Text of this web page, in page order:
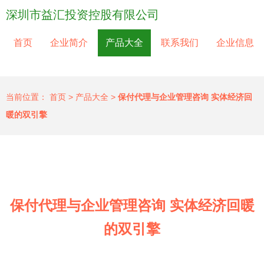
深圳市益汇投资控股有限公司
首页 企业简介 产品大全 联系我们 企业信息
当前位置： 首页 > 产品大全 > 保付代理与企业管理咨询 实体经济回
暖的双引擎
保付代理与企业管理咨询 实体经济回暖
的双引擎